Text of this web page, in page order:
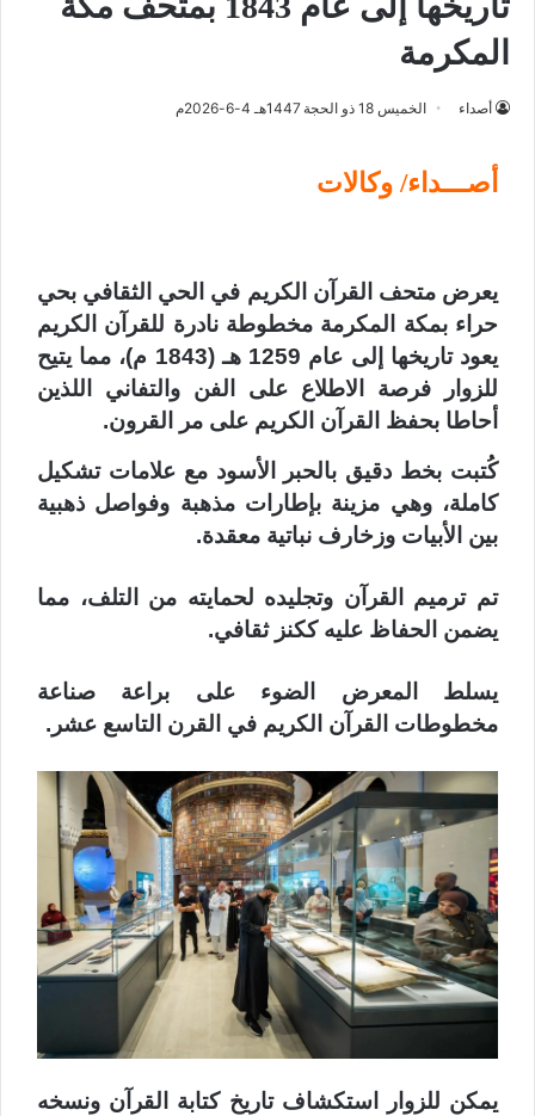
المكرمة
أصداء الخميس 18 ذو الحجة 1447هـ 4-6-2026م
أصـــداء/ وكالات
يعرض متحف القرآن الكريم في الحي الثقافي بحي
حراء بمكة المكرمة مخطوطة نادرة للقرآن الكريم
يعود تاريخها إلى عام 1259 هـ (1843 م)، مما يتيح
للزوار فرصة الاطلاع على الفن والتفاني اللذين
أحاطا بحفظ القرآن الكريم على مر القرون.
كُتبت بخط دقيق بالحبر الأسود مع علامات تشكيل
كاملة، وهي مزينة بإطارات مذهبة وفواصل ذهبية
بين الأبيات وزخارف نباتية معقدة.
تم ترميم القرآن وتجليده لحمايته من التلف، مما
يضمن الحفاظ عليه ككنز ثقافي.
يسلط المعرض الضوء على براعة صناعة
مخطوطات القرآن الكريم في القرن التاسع عشر.
يمكن للزوار استكشاف تاريخ كتابة القرآن ونسخه